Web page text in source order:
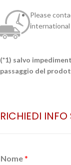
Please
international
(*1) salvo
passaggio del
RICHIEDI INFO
Nome*